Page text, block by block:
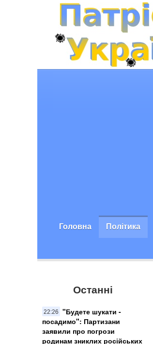
Головна Політика
Останні
22:26
"Будете шукати -
посадимо": Партизани
заявили про погрози
родинам зниклих російських